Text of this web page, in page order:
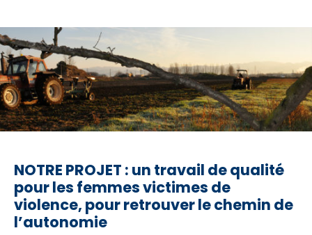
NOTRE PROJET : un travail de qualité
pour les femmes victimes de
violence, pour retrouver le chemin de
l’autonomie